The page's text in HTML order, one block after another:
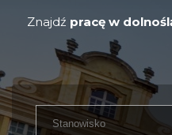
Znajdź pracę w